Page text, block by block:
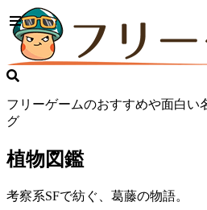
フリーゲームのおすすめや面白い
グ
植物図鑑
考察系SFで紡ぐ、葛藤の物語。